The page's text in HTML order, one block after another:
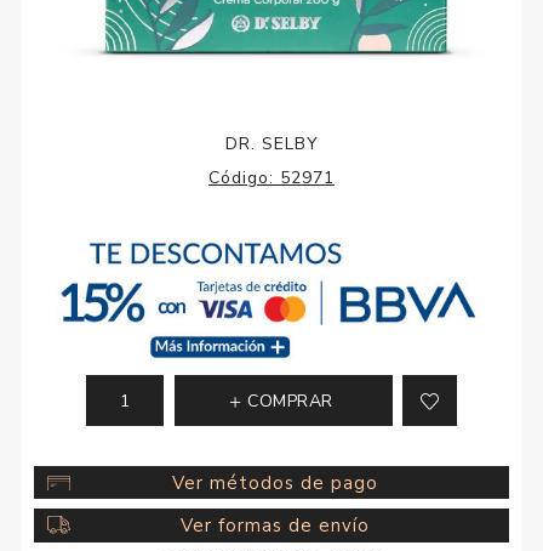
DR. SELBY
Código: 52971
COMPRAR
Ver métodos de pago
Ver formas de envío